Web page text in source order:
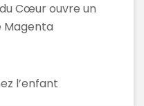
du Cœur ouvre un
Magenta
l’enfant